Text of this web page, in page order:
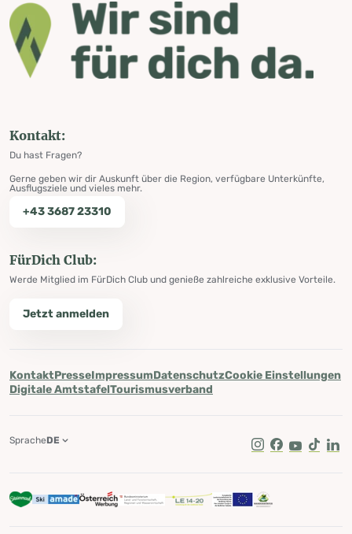
Kontakt:
Du hast Fragen?
Gerne geben wir dir Auskunft über die Region, verfügbare Unterkünfte,
Ausflugsziele und vieles mehr.
+43 3687 23310
FürDich Club:
Werde Mitglied im FürDich Club und genieße zahlreiche exklusive Vorteile.
Jetzt anmelden
KontaktPresseImpressumDatenschutzCookie Einstellungen
Digitale AmtstafelTourismusverband
Instagram
Facebook
Youtube
Tik Tok
SpracheDE